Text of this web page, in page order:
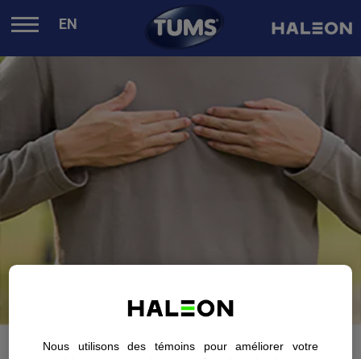
EN
Nous utilisons des témoins pour améliorer votre